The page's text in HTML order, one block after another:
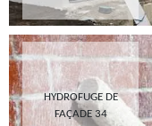
HYDROFUGE DE
FAÇADE 34